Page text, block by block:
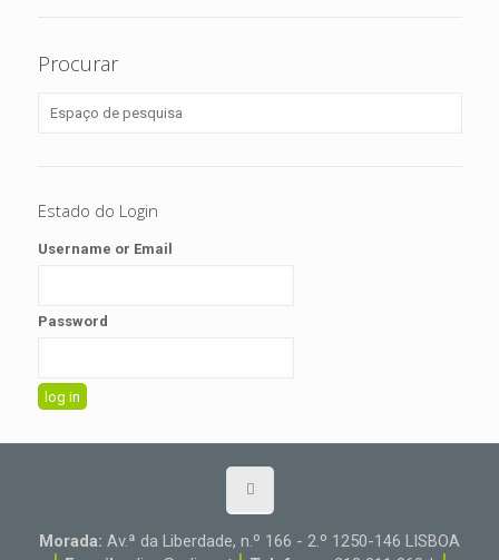
Procurar
Estado do Login
Username or Email
Password
Morada: Av.ª da Liberdade, n.º 166 - 2.º 1250-146 LISBOA